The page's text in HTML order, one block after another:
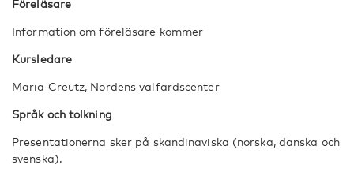
Föreläsare
Information om föreläsare kommer
Kursledare
Maria Creutz, Nordens välfärdscenter
Språk och tolkning
Presentationerna sker på skandinaviska (norska, danska och
svenska).